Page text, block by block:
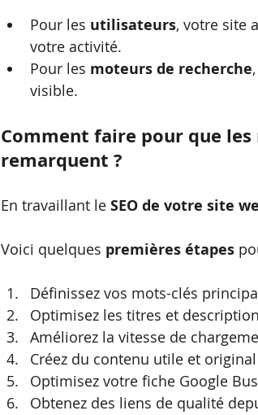
Pour les utilisateurs, votre site
votre activité.
Pour les moteurs de recherche
visible.
Comment faire pour que
remarquent ?
En travaillant le SEO de votre site
Voici quelques premières étapes
Définissez vos mots-clés
Optimisez les titres et
Améliorez la vitesse de
Créez du contenu utile et original
Optimisez votre fiche Google
Obtenez des liens de qualité